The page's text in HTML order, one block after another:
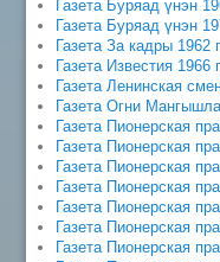
Газета Буряад үнэн
Газета Буряад үнэн
Газета За кадры 1962
Газета Известия 1966
Газета Ленинская
Газета Огни
Газета Пионерская
Газета Пионерская
Газета Пионерская
Газета Пионерская
Газета Пионерская
Газета Пионерская
Газета Пионерская